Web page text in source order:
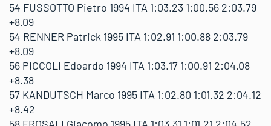
54 FUSSOTTO Pietro 1994 ITA 1:03.23 1:00.56 2:03.79
+8.09
54 RENNER Patrick 1995 ITA 1:02.91 1:00.88 2:03.79
+8.09
56 PICCOLI Edoardo 1994 ITA 1:03.17 1:00.91 2:04.08
+8.38
57 KANDUTSCH Marco 1995 ITA 1:02.80 1:01.32 2:04.12
+8.42